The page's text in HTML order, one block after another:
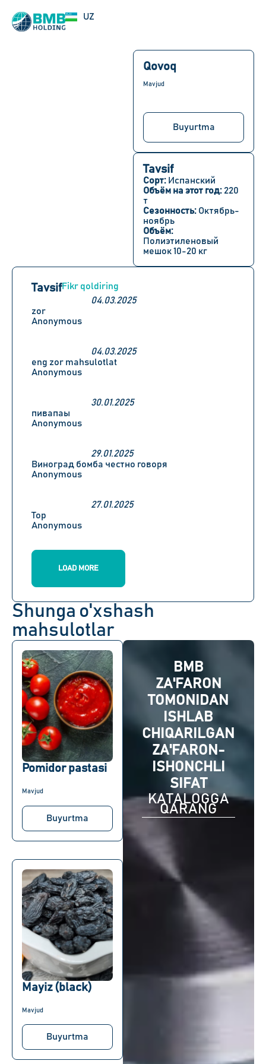
UZ
RU
Qovoq
Mavjud
Buyurtma
Tavsif
Сорт: Испанский
Объём на этот год: 220
т
Сезонность: Октябрь-
ноябрь
Объём:
Полиэтиленовый
мешок 10-20 кг
TavsifFikr qoldiring
04.03.2025
zor
Anonymous
04.03.2025
eng zor mahsulotlat
Anonymous
30.01.2025
пивапаы
Anonymous
29.01.2025
Виноград бомба честно говоря
Anonymous
27.01.2025
Top
Anonymous
LOAD MORE
Shunga o'xshash
mahsulotlar
Pomidor pastasi
Mavjud
Buyurtma
Mayiz (black)
Mavjud
Buyurtma
BMB
ZA'FARON
TOMONIDAN
ISHLAB
CHIQARILGAN
ZA'FARON-
ISHONCHLI
SIFAT
KATALOGGA
QARANG